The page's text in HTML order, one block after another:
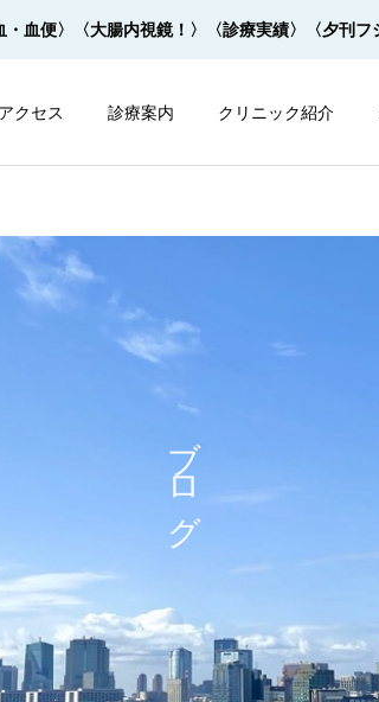
・血便〉 〈大腸内視鏡！〉 〈診療実績〉 〈夕刊フ
アクセス 診療案内 クリニック紹介
ブログ